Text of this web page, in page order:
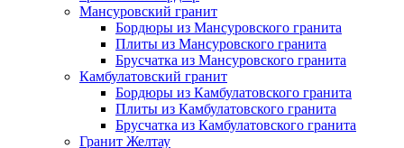
Мансуровский гранит
Бордюры из Мансуровского гранита
Плиты из Мансуровского гранита
Брусчатка из Мансуровского гранита
Камбулатовский гранит
Бордюры из Камбулатовского гранита
Плиты из Камбулатовского гранита
Брусчатка из Камбулатовского гранита
Гранит Желтау